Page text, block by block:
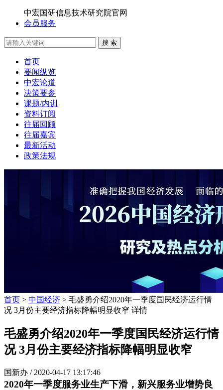
中宏国研信息技术研究院官网
会员服务
搜 索
首页
要闻纵览
中宏论道
决策要参
课题/内训
资料订阅
往届回顾
往届嘉宾
最新活动
政策法规
首页 > 中国经济 > 毛盛勇介绍2020年一季度国民经济运行情
况 3月份主要经济指标降幅明显收窄 详情
毛盛勇介绍2020年一季度国民经济运行情
况 3月份主要经济指标降幅明显收窄
国新办 / 2020-04-17 13:17:46
2020年一季度服务业生产下滑，新兴服务业增势良